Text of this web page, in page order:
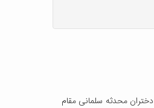
سوم کاتای انفرادی و در بخش دختران محدثه سلمانی مقام